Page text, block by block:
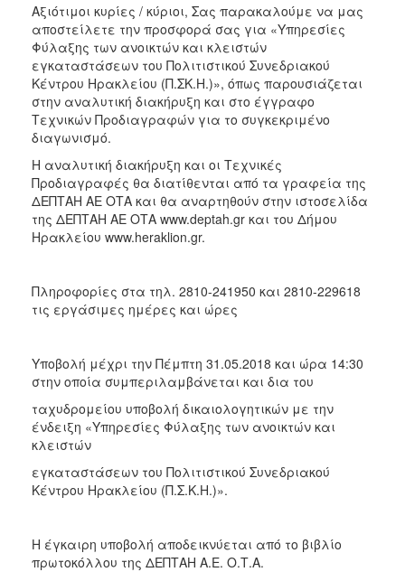
2020
2019
2018
2017
2016
2013
ΑΝΘΕΚΤΙΚΗ
ΠΟΛΗ
Αξιότιμοι κυρίες / κύριοι, Σας παρακαλούμε να μας
αποστείλετε την προσφορά σας για «Υπηρεσίες
Φύλαξης των ανοικτών και κλειστών
εγκαταστάσεων του Πολιτιστικού Συνεδριακού
Κέντρου Ηρακλείου (Π.ΣΚ.Η.)», όπως παρουσιάζεται
στην αναλυτική διακήρυξη και στο έγγραφο
Τεχνικών Προδιαγραφών για το συγκεκριμένο
διαγωνισμό.
Η αναλυτική διακήρυξη και οι Τεχνικές
Προδιαγραφές θα διατίθενται από τα γραφεία της
ΔΕΠΤΑΗ ΑΕ ΟΤΑ και θα αναρτηθούν στην ιστοσελίδα
της ΔΕΠΤΑΗ ΑΕ ΟΤΑ www.deptah.gr και του Δήμου
Ηρακλείου www.heraklion.gr.
Πληροφορίες στα τηλ. 2810-241950 και 2810-229618
τις εργάσιμες ημέρες και ώρες
Υποβολή μέχρι την Πέμπτη 31.05.2018 και ώρα 14:30
στην οποία συμπεριλαμβάνεται και δια του
ταχυδρομείου υποβολή δικαιολογητικών με την
ένδειξη «Υπηρεσίες Φύλαξης των ανοικτών και
κλειστών
εγκαταστάσεων του Πολιτιστικού Συνεδριακού
Κέντρου Ηρακλείου (Π.Σ.Κ.Η.)».
Η έγκαιρη υποβολή αποδεικνύεται από το βιβλίο
πρωτοκόλλου της ΔΕΠΤΑΗ Α.Ε. Ο.Τ.Α.